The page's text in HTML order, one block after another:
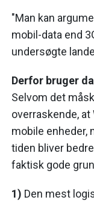
"Man kan
mobil-data end
undersøgte
Derfor bruger
Selvom det
overraskende,
mobile enheder,
tiden bliver
faktisk gode
1) Den mest